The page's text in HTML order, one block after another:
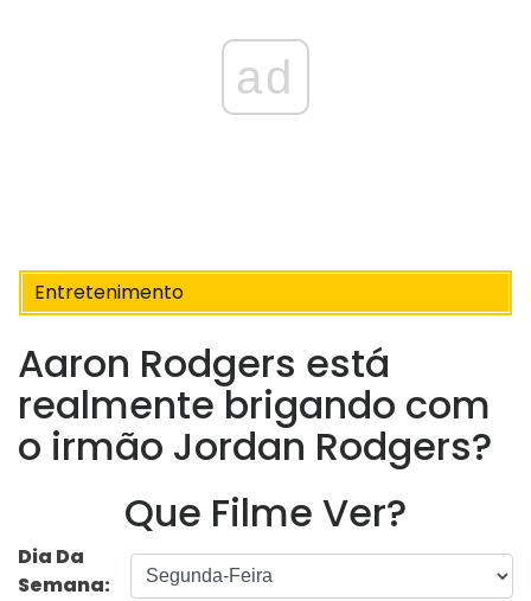
ad
Entretenimento
Aaron Rodgers está
realmente brigando com
o irmão Jordan Rodgers?
Que Filme Ver?
Dia Da
Semana: